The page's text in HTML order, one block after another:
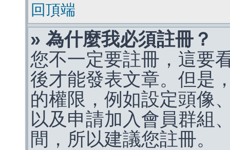
回頂端
» 為什麼我必須註冊？
您不一定要註冊，這要
後才能發表文章。但是
的權限，例如設定頭像
以及申請加入會員群組
間，所以建議您註冊。